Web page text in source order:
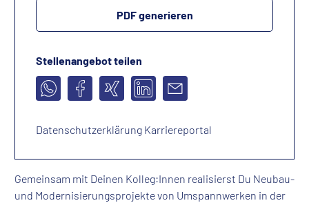
Gemeinsam mit Deinen Kolleg:Innen realisierst Du Neubau-
und Modernisierungsprojekte von Umspannwerken in der
PDF generieren
Stellenangebot teilen
Datenschutzerklärung Karriereportal